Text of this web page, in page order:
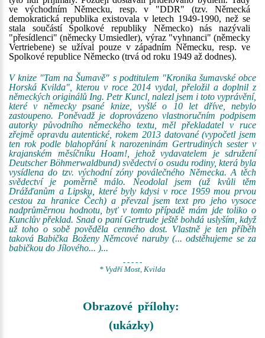
ve východním Německu, resp. v "DDR" (tzv. Německá
demokratická republika existovala v letech 1949-1990, než se
stala součástí Spolkové republiky Německo) nás nazývali
"přesídlenci" (německy Umsiedler), výraz "vyhnanci" (německy
Vertriebene) se užíval pouze v západním Německu, resp. ve
Spolkové republice Německo (trvá od roku 1949 až dodnes).
V knize "Tam na Šumavě" s podtitulem "Kronika šumavské obce
Horská Kvilda", kterou v roce 2014 vydal, přeložil a doplnil z
německých originálů Ing. Petr Kuncl, nalezl jsem i toto vyprávění,
které v německy psané knize, vyšlé o 10 let dříve, nebylo
zastoupeno. Poněvadž je doprovázeno vlastnoručním podpisem
autorky původního německého textu, měl překladatel v ruce
zřejmě opravdu autentické, rokem 2013 datované (vypočetl jsem
ten rok podle blahopřání k narozeninám Gertrudiných sester v
krajanském měsíčníku Hoam!, jehož vydavatelem je sdružení
Deutscher Böhmerwaldbund) svědectví o osudu rodiny, která byla
vysídlena do tzv. východní zóny poválečného Německa. A těch
svědectví je poměrně málo. Neodolal jsem (už kvůli těm
Drážďanům a Lipsku, které byly kdysi v roce 1959 mou prvou
cestou za hranice Čech) a převzal jsem text pro jeho vysoce
nadprůměrnou hodnotu, byť v tomto případě mám jde toliko o
Kunclův překlad. Snad o paní Gertrude ještě bohdá uslyším, když
už toho o sobě pověděla cenného dost. Vlastně je ten příběh
taková Babička Boženy Němcové naruby (... odstěhujeme se za
babičkou do Jílového... )...
- - - - -
* Vydří Most, Kvilda
Obrazové přílohy:
(ukázky)